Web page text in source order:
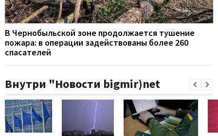
В Чернобыльской зоне продолжается тушение
пожара: в операции задействованы более 260
спасателей
Внутри "Новости bigmir)net